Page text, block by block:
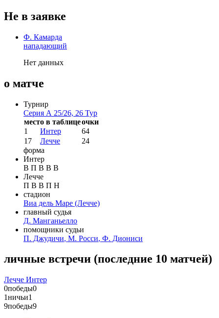
Не в заявке
Ф. Камарда
нападающий
Нет данных
о матче
Турнир
Серия А 25/26, 26 Тур
место в таблицеочки
1
Интер
64
17
Лечче
24
форма
Интер
В П В В В
Лечче
П В В П Н
стадион
Виа дель Маре (Лечче)
главный судья
Д. Манганьелло
помощники судьи
П. Джудичи, М. Росси, Ф. Диониси
личные встречи (последние 10 матчей)
Лечче Интер
0победы0
1ничьи1
9победы9